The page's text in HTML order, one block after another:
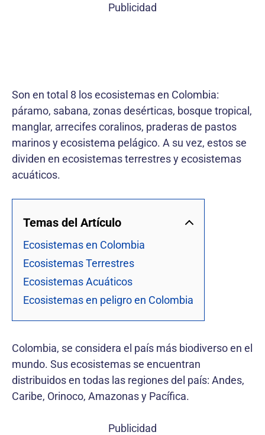
Publicidad
Son en total 8 los ecosistemas en Colombia:
páramo, sabana, zonas desérticas, bosque tropical,
manglar, arrecifes coralinos, praderas de pastos
marinos y ecosistema pelágico. A su vez, estos se
dividen en ecosistemas terrestres y ecosistemas
acuáticos.
Temas del Artículo
Ecosistemas en Colombia
Ecosistemas Terrestres
Ecosistemas Acuáticos
Ecosistemas en peligro en Colombia
Colombia, se considera el país más biodiverso en el
mundo. Sus ecosistemas se encuentran
distribuidos en todas las regiones del país: Andes,
Caribe, Orinoco, Amazonas y Pacífica.
Publicidad